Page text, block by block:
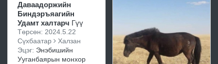
Даваадоржийн
Биндэръяагийн
Удамт халтарч Гүү
Төрсөн: 2024.5.22
Сүхбаатар
Халзан
Эцэг: Энэбишийн
Ууганбаярын монхор